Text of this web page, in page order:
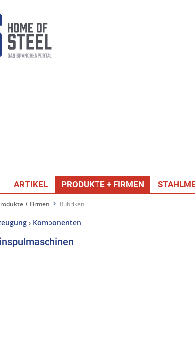
ARTIKEL PRODUKTE + FIRMEN
+ Firmen Rubriken
› Komponenten